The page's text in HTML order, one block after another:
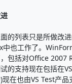
列表只是所做改进
中也工作了。
包括对Office 2007
的支持现在包括在
现在也由VS Test产